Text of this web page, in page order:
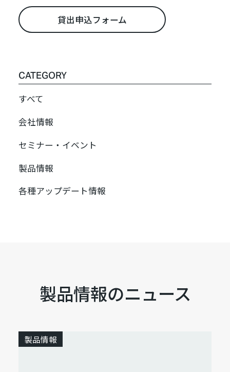
貸出申込フォーム
CATEGORY
すべて
会社情報
セミナー・イベント
製品情報
各種アップデート情報
製品情報のニュース
製品情報